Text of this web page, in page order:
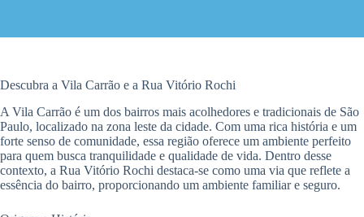
Descubra a Vila Carrão e a Rua Vitório Rochi
A Vila Carrão é um dos bairros mais acolhedores e tradicionais de São
Paulo, localizado na zona leste da cidade. Com uma rica história e um
forte senso de comunidade, essa região oferece um ambiente perfeito
para quem busca tranquilidade e qualidade de vida. Dentro desse
contexto, a Rua Vitório Rochi destaca-se como uma via que reflete a
essência do bairro, proporcionando um ambiente familiar e seguro.